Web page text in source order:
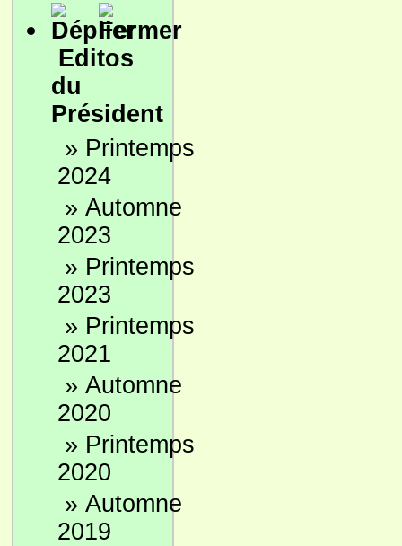
Editos
du
Président
» Printemps
2024
» Automne
2023
» Printemps
2023
» Printemps
2021
» Automne
2020
» Printemps
2020
» Automne
2019